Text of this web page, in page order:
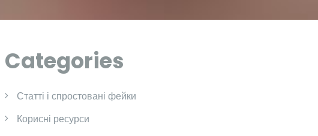
Categories
Cтатті і спростовані фейки
Корисні ресурси